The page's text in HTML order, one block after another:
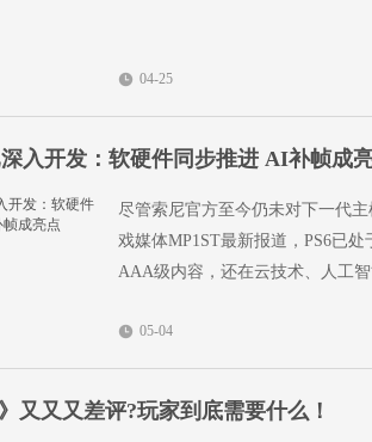
04-25
入开发：软硬件同步推进 AI补帧成
尽管索尼官方至今仍未对下一代
戏媒体MP1ST最新报道，PS6已
AAA级内容，还在云技术、人工
05-04
又又又差评?玩家到底需要什么！